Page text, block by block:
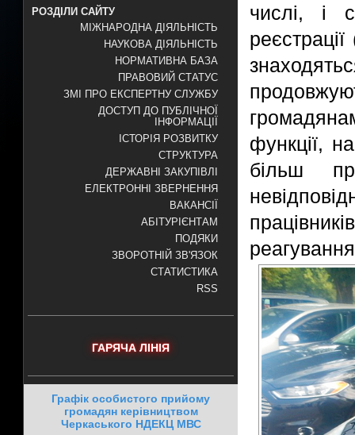
РОЗДІЛИ САЙТУ
МІЖНАРОДНА ДІЯЛЬНІСТЬ
НАУКОВА ДІЯЛЬНІСТЬ
НОРМАТИВНА БАЗА
ПРАВОВИЙ СТАТУС
ЗМІ ПРО ЕКСПЕРТНУ СЛУЖБУ
ДОСТУП ДО ПУБЛІЧНОЇ
ІНФОРМАЦІЇ
ІСТОРІЯ РОЗВИТКУ
СТРУКТУРА
ДЕРЖАВНІ ЗАКУПІВЛІ
ЕЛЕКТРОННІ ЗВЕРНЕННЯ
ВАКАНСІЇ
АБІТУРІЄНТАМ
ПОДЯКИ
ЗВОРОТНІЙ ЗВ'ЯЗОК
СТАТИСТИКА
RSS
ГАРЯЧА ЛІНІЯ
Графік особистого прийому
громадян керівництвом
Черкаського НДЕКЦ МВС
числі, і
функції,
більш